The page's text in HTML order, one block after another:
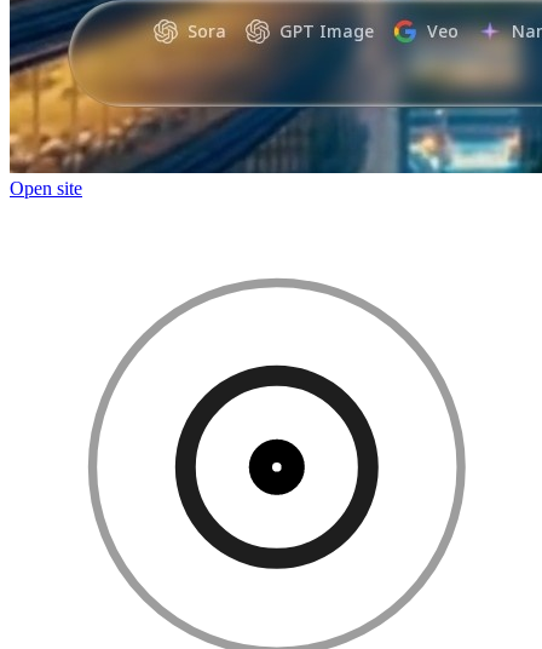
Open site